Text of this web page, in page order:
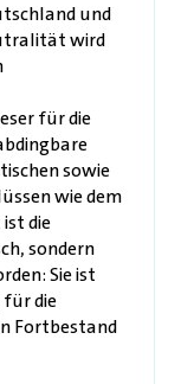
und
wird
für die
sowie
wie dem
die
sondern
Sie ist
die
Fortbestand